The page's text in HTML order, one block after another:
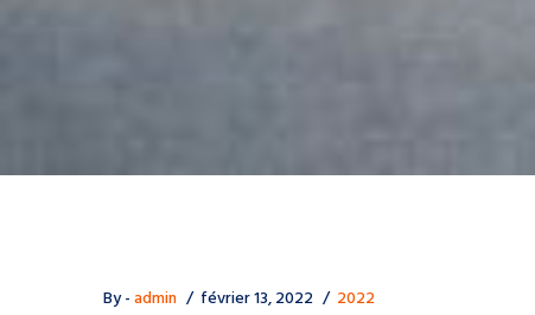
By -admin février 13, 2022 2022